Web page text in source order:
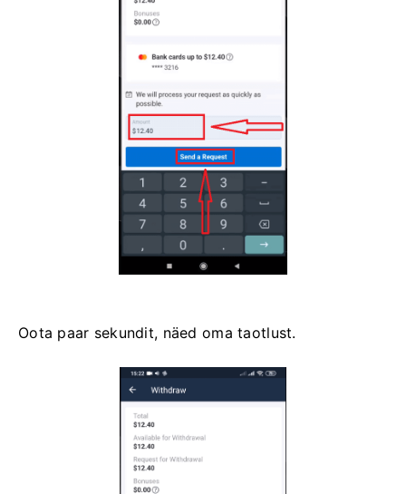
Oota paar sekundit, näed oma taotlust.